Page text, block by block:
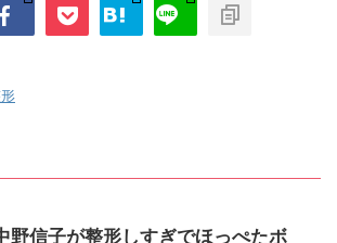
野信子が整形しすぎでほっぺたボ